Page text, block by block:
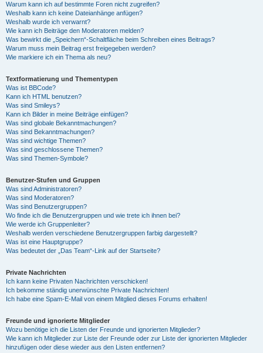
Warum kann ich auf bestimmte Foren nicht zugreifen?
Weshalb kann ich keine Dateianhänge anfügen?
Weshalb wurde ich verwarnt?
Wie kann ich Beiträge den Moderatoren melden?
Was bewirkt die „Speichern“-Schaltfläche beim Schreiben eines Beitrags?
Warum muss mein Beitrag erst freigegeben werden?
Wie markiere ich ein Thema als neu?
Textformatierung und Thementypen
Was ist BBCode?
Kann ich HTML benutzen?
Was sind Smileys?
Kann ich Bilder in meine Beiträge einfügen?
Was sind globale Bekanntmachungen?
Was sind Bekanntmachungen?
Was sind wichtige Themen?
Was sind geschlossene Themen?
Was sind Themen-Symbole?
Benutzer-Stufen und Gruppen
Was sind Administratoren?
Was sind Moderatoren?
Was sind Benutzergruppen?
Wo finde ich die Benutzergruppen und wie trete ich ihnen bei?
Wie werde ich Gruppenleiter?
Weshalb werden verschiedene Benutzergruppen farbig dargestellt?
Was ist eine Hauptgruppe?
Was bedeutet der „Das Team“-Link auf der Startseite?
Private Nachrichten
Ich kann keine Privaten Nachrichten verschicken!
Ich bekomme ständig unerwünschte Private Nachrichten!
Ich habe eine Spam-E-Mail von einem Mitglied dieses Forums erhalten!
Freunde und ignorierte Mitglieder
Wozu benötige ich die Listen der Freunde und ignorierten Mitglieder?
Wie kann ich Mitglieder zur Liste der Freunde oder zur Liste der ignorierten Mitglieder
hinzufügen oder diese wieder aus den Listen entfernen?